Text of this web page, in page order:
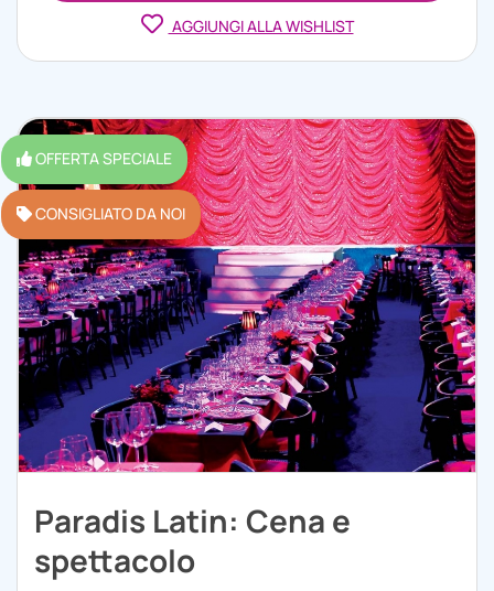
AGGIUNGI ALLA WISHLIST
OFFERTA SPECIALE
CONSIGLIATO DA NOI
Paradis Latin: Cena e
spettacolo